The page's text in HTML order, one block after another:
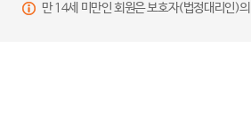
만 14세 미만인 회원은 보호자(법정대리인)